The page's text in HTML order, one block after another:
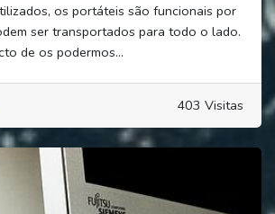
os portáteis são funcionais por
ser transportados para todo o lado.
de os podermos...
403 Visitas